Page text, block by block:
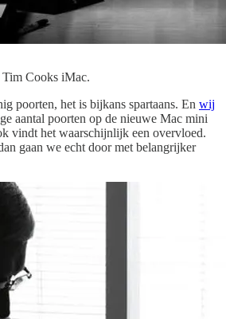
Cooks iMac.
poorten, het is bijkans spartaans. En wij
aantal poorten op de nieuwe Mac mini
vindt het waarschijnlijk een overvloed.
gaan we echt door met belangrijker